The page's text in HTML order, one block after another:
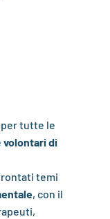
tutte le
volontari di
temi
, con il